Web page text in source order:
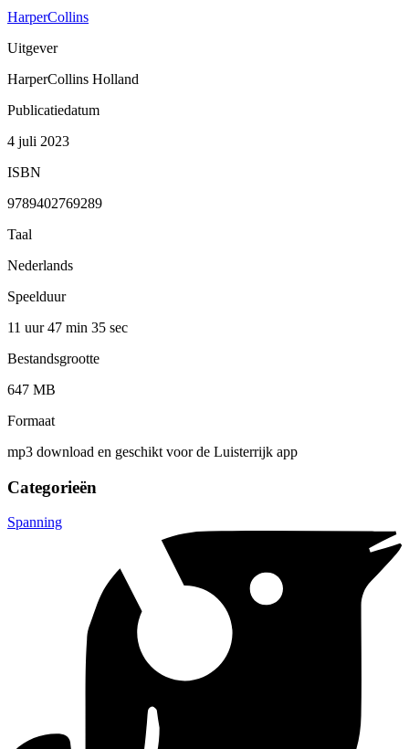
HarperCollins
Uitgever
HarperCollins Holland
Publicatiedatum
4 juli 2023
ISBN
9789402769289
Taal
Nederlands
Speelduur
11 uur 47 min 35 sec
Bestandsgrootte
647 MB
Formaat
mp3 download en geschikt voor de Luisterrijk app
Categorieën
Spanning